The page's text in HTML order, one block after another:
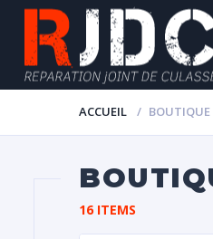
ACCUEIL BOUTIQUE
16 ITEMS